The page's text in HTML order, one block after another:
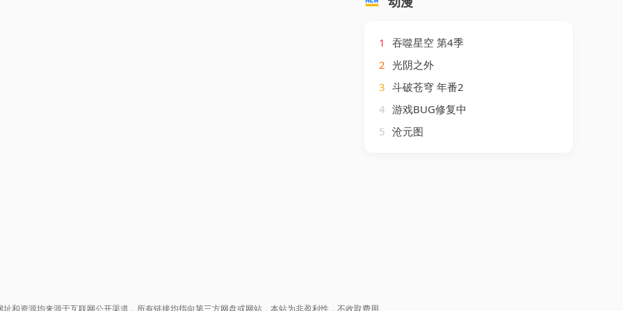
1
吞噬星空 第4季
2 光阴之外
3 斗破苍穹 年番2
4 游戏BUG修复中
5 沧元图
和资源均来源于互联网公开渠道，所有链接均指向第三方网盘或网站，本站为非盈利性，不收取费用。